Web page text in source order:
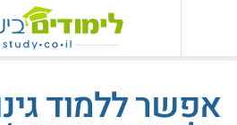
אפשר ללמוד